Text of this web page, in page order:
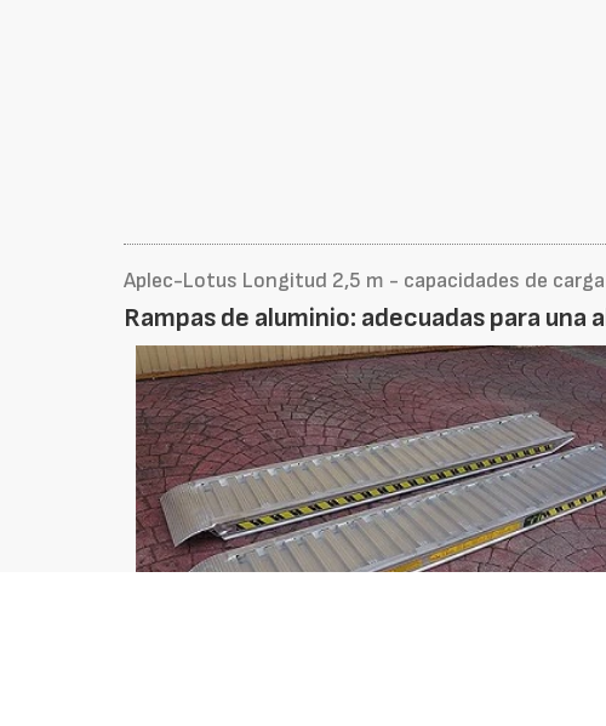
Aplec-Lotus Longitud 2,5 m - capacidades de
Rampas de aluminio: adecuadas para una